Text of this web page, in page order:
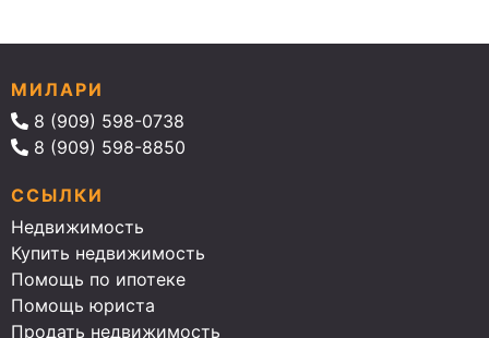
МИЛАРИ
8 (909) 598-0738
8 (909) 598-8850
ССЫЛКИ
Недвижимость
Купить недвижимость
Помощь по ипотеке
Помощь юриста
Продать недвижимость